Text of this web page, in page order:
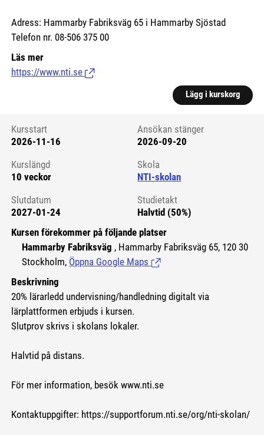
Adress: Hammarby Fabriksväg 65 i Hammarby Sjöstad
Telefon nr. 08-506 375 00
Läs mer
https://www.nti.se (Länk till extern sida.)
Lägg i kurskorg
Kursstart 6123512
Kursstart
2026-11-16
Ansökan stänger
2026-09-20
Kurslängd
10 veckor
Skola
NTI-skolan
Slutdatum
2027-01-24
Studietakt
Halvtid (50%)
Kursen förekommer på följande platser
Hammarby Fabriksväg , Hammarby Fabriksväg 65, 120 30
Stockholm, Öppna Google Maps (Länk till extern sida.)
Beskrivning
20% lärarledd undervisning/handledning digitalt via
lärplattformen erbjuds i kursen.
Slutprov skrivs i skolans lokaler.
Halvtid på distans.
För mer information, besök www.nti.se
Kontaktuppgifter: https://supportforum.nti.se/org/nti-skolan/